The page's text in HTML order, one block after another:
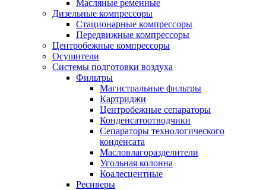
Масляные ременные
Дизельные компрессоры
Стационарные компрессоры
Передвижные компрессоры
Центробежные компрессоры
Осушители
Системы подготовки воздуха
Фильтры
Магистральные фильтры
Картриджи
Центробежные сепараторы
Конденсатоотводчики
Сепараторы технологического
конденсата
Масловлагоразделители
Угольная колонна
Коалесцентные
Ресиверы